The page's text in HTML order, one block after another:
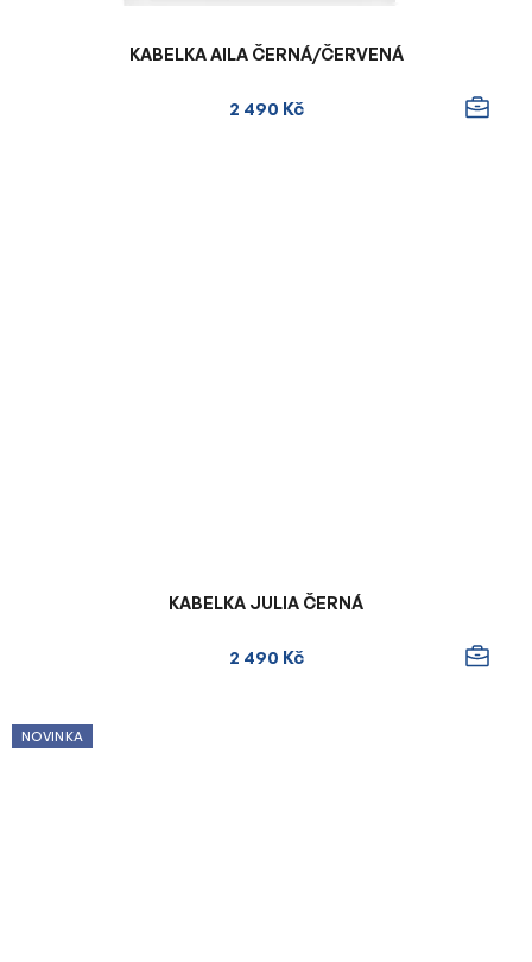
KABELKA AILA ČERNÁ/ČERVENÁ
2 490 Kč
KABELKA JULIA ČERNÁ
2 490 Kč
NOVINKA